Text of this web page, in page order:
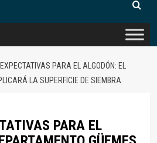
PARA EL ALGODÓN: EL
LA SUPERFICIE DE SIEMBRA
PARA EL